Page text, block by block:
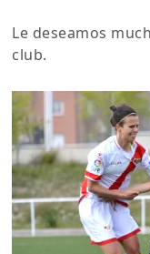
Le deseamos
club.